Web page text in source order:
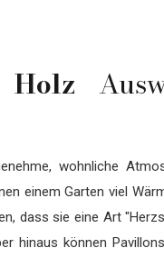
Holz
wohnliche
einem Garten viel
dass sie eine Art
hinaus können